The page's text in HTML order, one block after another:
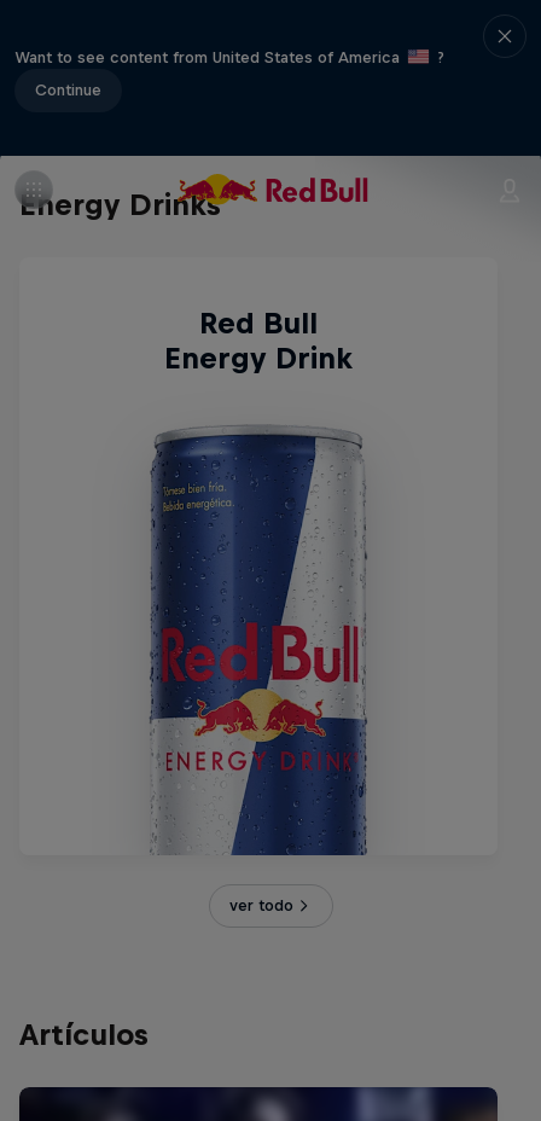
Want to see content from United States of America
?
Continue
Energy Drinks
Red Bull
Energy Drink
ver todo
Artículos